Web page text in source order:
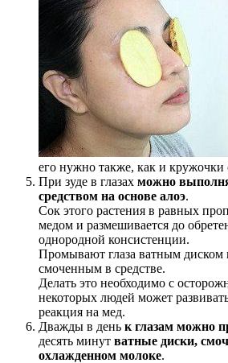
его нужно также, как и кружочки
При зуде в глазах можно
средством на основе алоэ.
Сок этого растения в равных
медом и размешивается до
однородной консистенции.
Промывают глаза ватным диском
смоченным в средстве.
Делать это необходимо с
некоторых людей может
реакция на мед.
Дважды в день к глазам можно
десять минут ватные диски,
охлажденном молоке.